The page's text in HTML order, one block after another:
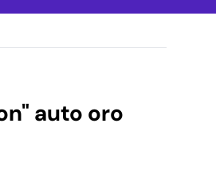
auto oro